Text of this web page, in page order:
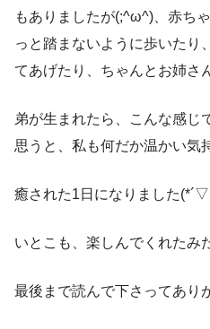
もありましたが(;^ω^)、赤ち
っと踏まないように歩いたり
てあげたり、ちゃんとお姉さ
弟が生まれたら、こんな感じ
思うと、私も何だか温かい気
癒された1日になりました
いとこも、楽しんでくれた
最後まで読んで下さってあり